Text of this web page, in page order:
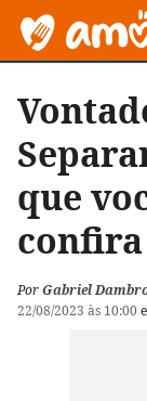
que
confira
PorGabriel
22/08/2023 às 10:00